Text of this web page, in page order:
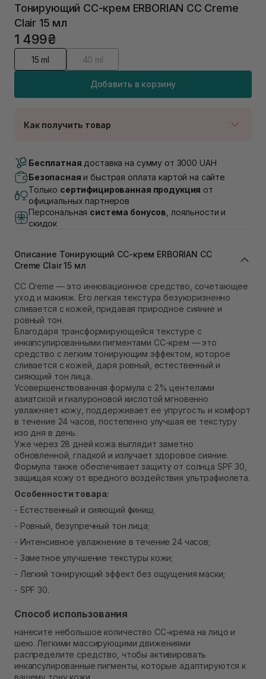
Тонирующий СС-крем ERBORIAN CC Creme
Clair 15 мл
1 499₴
15 ml 40 ml
Добавить в корзину
Как получить товар
Нет в наличии!
Самовывоз г. Луцк, Винниченка 4
Самовывоз г. Львов, ул. Академика Подстригача,
1В (Duck's Lake)
Нет в наличии!
Самовывоз Львов (Ивана Франко 36)
Самовывоз г. Львов ул. Степана Бандеры 43
В наличии
В наличии
Самовывоз г. Ровно, ул. Кулика и Гудачека 23 (ТЦ
Экватор)
Нет в наличии!
Бесплатная доставка на сумму от 3000 UAH
Безопасная и быстрая оплата картой на сайте
Только сертифицированная продукция от
официальных партнеров
Персональная система бонусов , лояльности и
скидок
Описание Тонирующий СС-крем ERBORIAN CC
Creme Clair 15 мл
CC Creme — это инновационное средство, сочетающее
уход и макияж. Его легкая текстура безукоризненно
сливается с кожей, придавая природное сияние и
ровный тон.
Благодаря трансформирующейся текстуре с
инкапсулированными пигментами CC-крем — это
средство с легким тонирующим эффектом, которое
сливается с кожей, даря ровный, естественный и
сияющий тон лица.
Усовершенствованная формула с 2% центелами
азиатской и гиалуроновой кислотой мгновенно
увлажняет кожу, поддерживает ее упругость и комфорт
в течение 24 часов, постепенно улучшая ее текстуру
изо дня в день.
Уже через 28 дней кожа выглядит заметно
обновленной, гладкой и излучает здоровое сияние.
Формула также обеспечивает защиту от солнца SPF 30,
защищая кожу от вредного воздействия ультрафиолета.
Особенности товара:
- Естественный и сияющий финиш;
- Ровный, безупречный тон лица;
- Интенсивное увлажнение в течение 24 часов;
- Заметное улучшение текстуры кожи;
- Легкий тонирующий эффект без ощущения маски;
- SPF 30.
Способ использования
нанесите небольшое количество CC-крема на лицо и
шею. Легкими массирующими движениями
распределите средство, чтобы активировать
инкапсулированные пигменты, которые адаптируются к